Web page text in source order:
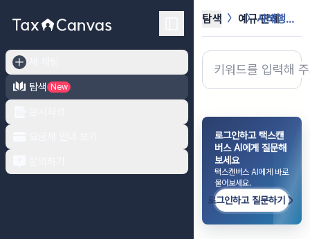
탐색
New
탐색 예규·판례 사해행위 주관적 요건으로서 수익자의 ...
로그인하고 택스캔
버스 AI에게 질문해
보세요
택스캔버스 AI에게 바로
물어보세요.
로그인하고 질문하기